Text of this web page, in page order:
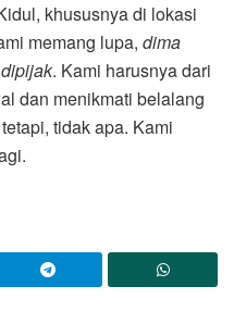
khususnya di lokasi
memang lupa, dima
. Kami harusnya dari
dan menikmati belalang
tidak apa. Kami